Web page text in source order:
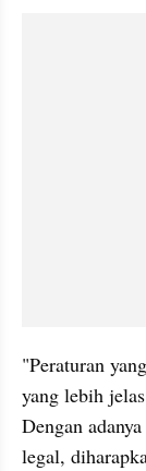
"Peraturan
yang lebih
Dengan
legal,